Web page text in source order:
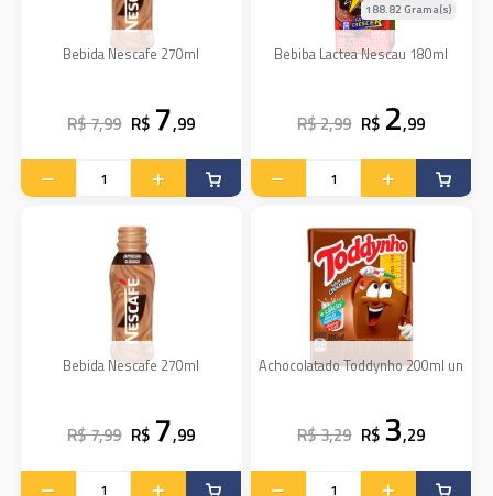
Bebida Nescafe 270ml
R$ 7,99 R$ 7,99
Bebiba Lactea Nescau 180ml
188.82 Grama(s)
R$ 2,99 R$ 2,99
Bebida Nescafe 270ml
R$ 7,99 R$ 7,99
Achocolatado Toddynho 200ml un
R$ 3,29 R$ 3,29